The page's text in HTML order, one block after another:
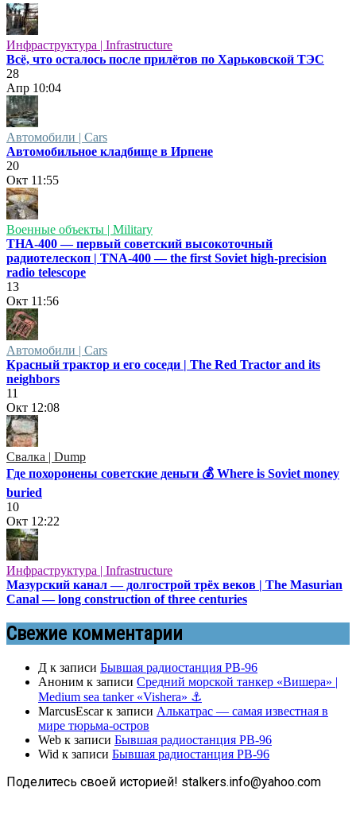
Инфраструктура | Infrastructure
Всё, что осталось после прилётов по Харьковской ТЭС
28
Апр 10:04
Автомобили | Cars
Автомобильное кладбище в Ирпене
20
Окт 11:55
Военные объекты | Military
ТНА-400 — первый советский высокоточный
радиотелескоп | TNA-400 — the first Soviet high-precision
radio telescope
13
Окт 11:56
Автомобили | Cars
Красный трактор и его соседи | The Red Tractor and its
neighbors
11
Окт 12:08
Свалка | Dump
Где похоронены советские деньги 💰 Where is Soviet money
buried
10
Окт 12:22
Инфраструктура | Infrastructure
Мазурский канал — долгострой трёх веков | The Masurian
Canal — long construction of three centuries
Свежие комментарии
Д к записи Бывшая радиостанция РВ-96
Аноним к записи Средний морской танкер «Вишера» |
Medium sea tanker «Vishera» ⚓
MarcusEscarк записи Алькатрас — самая известная в
мире тюрьма-остров
Web к записи Бывшая радиостанция РВ-96
Wid к записи Бывшая радиостанция РВ-96
Поделитесь своей историей! stalkers.info@yahoo.com